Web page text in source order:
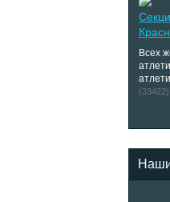
Всех
(33422)